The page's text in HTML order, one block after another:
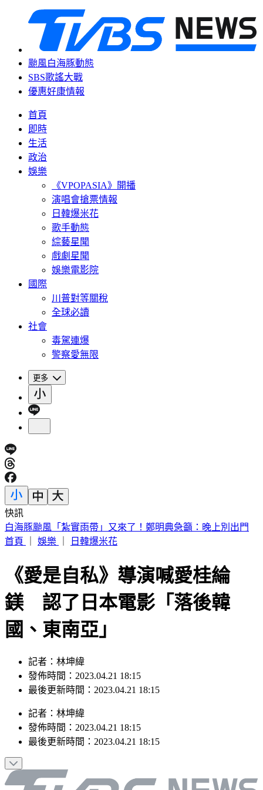
颱風白海豚動態
SBS歌謠大戰
優惠好康情報
首頁
即時
生活
政治
娛樂
《VPOPASIA》開播
演唱會搶票情報
日韓爆米花
歌手動態
綜藝星聞
戲劇星聞
娛樂電影院
國際
川普對等關稅
全球必讀
社會
毒駕連爆
警察愛無限
更多
快訊
別只看台積電！ 外媒點名「2檔AI設備股」快上車
首頁
娛樂 日韓爆米花
《愛是自私》導演喊愛桂綸
鎂 認了日本電影「落後韓
國、東南亞」
記者：林坤緯
發佈時間：2023.04.21 18:15
最後更新時間：2023.04.21 18:15
記者 ： 林坤緯
發佈時間： 2023.04.21 18:15
最後更新時間： 2023.04.21 18:15